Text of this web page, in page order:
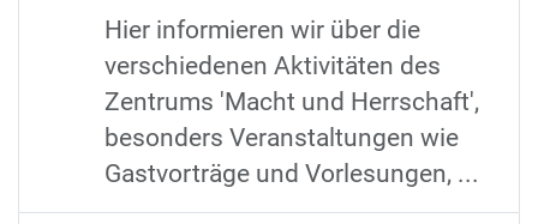
Hier informieren wir über die
verschiedenen Aktivitäten des
Zentrums 'Macht und Herrschaft',
besonders Veranstaltungen wie
Gastvorträge und Vorlesungen, ...